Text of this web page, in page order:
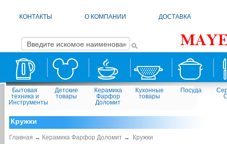
КОНТАКТЫ О КОМПАНИИ ДОСТАВКА
Бытовая
техника и
Инструменты
Детские
товары
Керамика
Фарфор
Доломит
Кухонные
товары
Посуда
Кружки
Главная → Керамика Фарфор Доломит→ Кружки